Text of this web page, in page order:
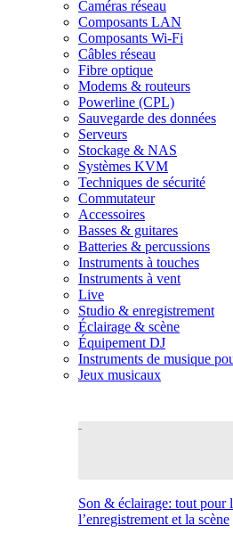
Caméras réseau
Composants LAN
Composants Wi-Fi
Câbles réseau
Fibre optique
Modems & routeurs
Powerline (CPL)
Sauvegarde des données
Serveurs
Stockage & NAS
Systèmes KVM
Techniques de sécurité
Commutateur
Accessoires
Basses & guitares
Batteries & percussions
Instruments à touches
Instruments à vent
Live
Studio & enregistrement
Éclairage & scène
Équipement DJ
Instruments de musique
Jeux musicaux
Son & éclairage: tout pour
l’enregistrement et la scène